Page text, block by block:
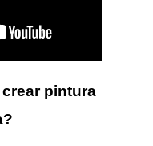
pintura